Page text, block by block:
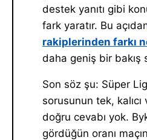
destek yanıtı gibi
fark yaratır. Bu
rakiplerinden farkı
daha geniş bir bakış
Son söz şu: Süper
sorusunun tek,
doğru cevabı yok.
gördüğün oranı